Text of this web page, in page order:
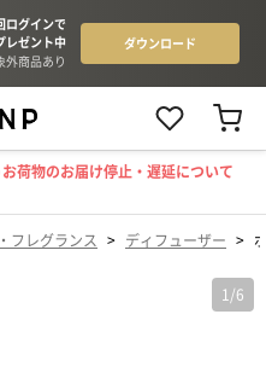
荷物のお届け停止・遅延について
フレグランス > ディフューザー >
1 /6